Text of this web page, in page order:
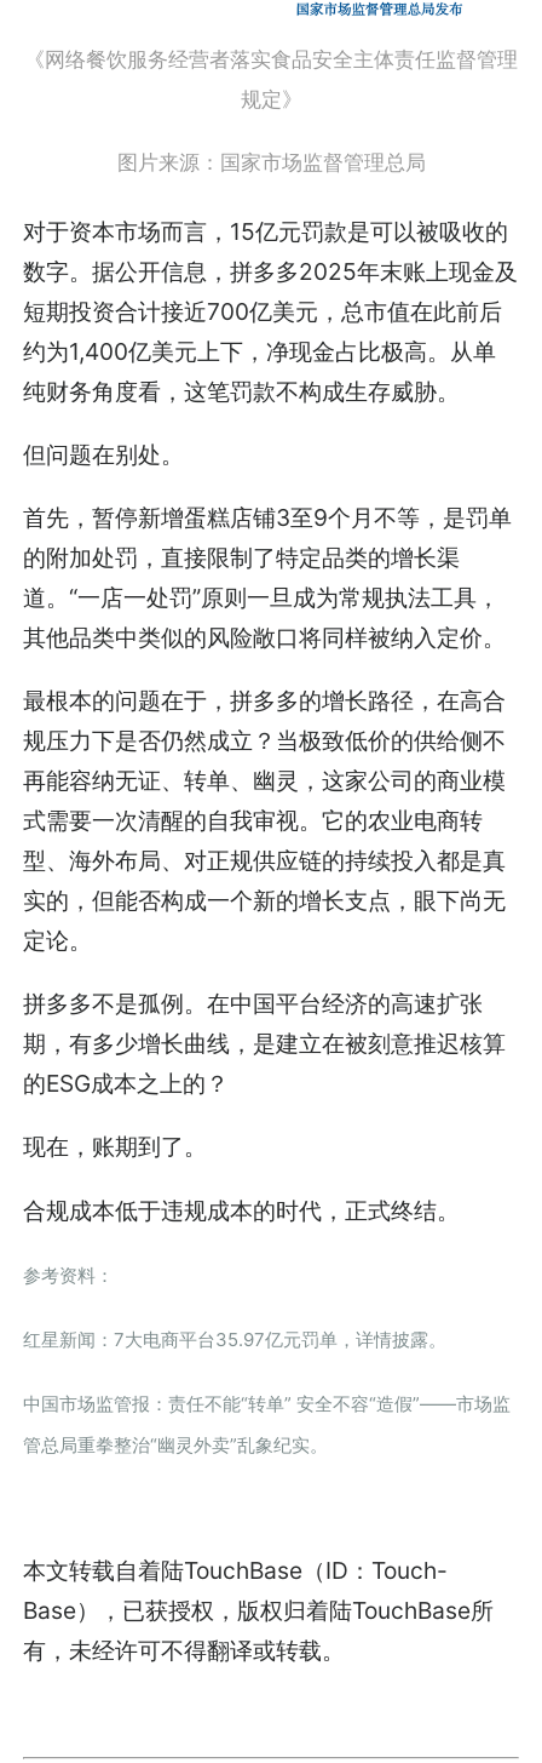
《网络餐饮服务经营者落实食品安全主体责任监督管理
规定》
图片来源：国家市场监督管理总局
对于资本市场而言，15亿元罚款是可以被吸收的
数字。据公开信息，拼多多2025年末账上现金及
短期投资合计接近700亿美元，总市值在此前后
约为1,400亿美元上下，净现金占比极高。从单
纯财务角度看，这笔罚款不构成生存威胁。
但问题在别处。
首先，暂停新增蛋糕店铺3至9个月不等，是罚单
的附加处罚，直接限制了特定品类的增长渠
道。“一店一处罚”原则一旦成为常规执法工具，
其他品类中类似的风险敞口将同样被纳入定价。
最根本的问题在于，拼多多的增长路径，在高合
规压力下是否仍然成立？当极致低价的供给侧不
再能容纳无证、转单、幽灵，这家公司的商业模
式需要一次清醒的自我审视。它的农业电商转
型、海外布局、对正规供应链的持续投入都是真
实的，但能否构成一个新的增长支点，眼下尚无
定论。
拼多多不是孤例。在中国平台经济的高速扩张
期，有多少增长曲线，是建立在被刻意推迟核算
的ESG成本之上的？
现在，账期到了。
合规成本低于违规成本的时代，正式终结。
参考资料：
红星新闻：7大电商平台35.97亿元罚单，详情披露。
中国市场监管报：责任不能“转单” 安全不容“造假”——市场监
管总局重拳整治“幽灵外卖”乱象纪实。
本文转载自着陆TouchBase（ID：Touch-
Base），已获授权，版权归着陆TouchBase所
有，未经许可不得翻译或转载。